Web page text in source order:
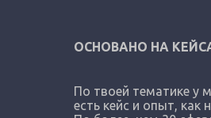
ОСНОВАНО НА
По твоей тематике у
есть кейс и опыт, как